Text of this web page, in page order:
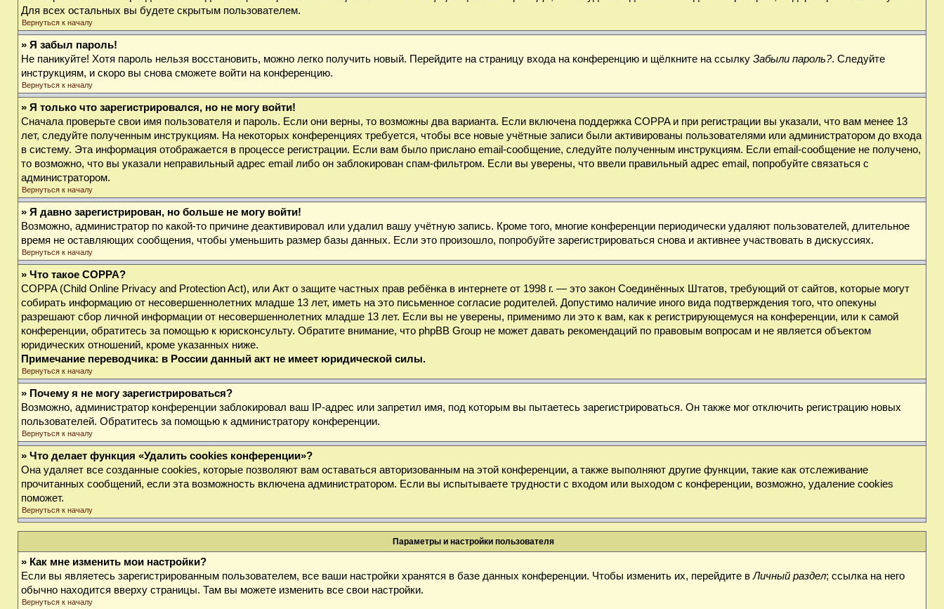
Для всех остальных вы будете скрытым пользователем.
Вернуться к началу
» Я забыл пароль!
Не паникуйте! Хотя пароль нельзя восстановить, можно легко получить новый. Перейдите на страницу входа на конференцию и щёлкните на ссылку Забыли пароль?. Следуйте
инструкциям, и скоро вы снова сможете войти на конференцию.
Вернуться к началу
» Я только что зарегистрировался, но не могу войти!
Сначала проверьте свои имя пользователя и пароль. Если они верны, то возможны два варианта. Если включена поддержка COPPA и при регистрации вы указали, что вам менее 13
лет, следуйте полученным инструкциям. На некоторых конференциях требуется, чтобы все новые учётные записи были активированы пользователями или администратором до входа
в систему. Эта информация отображается в процессе регистрации. Если вам было прислано email-сообщение, следуйте полученным инструкциям. Если email-сообщение не получено,
то возможно, что вы указали неправильный адрес email либо он заблокирован спам-фильтром. Если вы уверены, что ввели правильный адрес email, попробуйте связаться с
администратором.
Вернуться к началу
» Я давно зарегистрирован, но больше не могу войти!
Возможно, администратор по какой-то причине деактивировал или удалил вашу учётную запись. Кроме того, многие конференции периодически удаляют пользователей, длительное
время не оставляющих сообщения, чтобы уменьшить размер базы данных. Если это произошло, попробуйте зарегистрироваться снова и активнее участвовать в дискуссиях.
Вернуться к началу
» Что такое COPPA?
COPPA (Child Online Privacy and Protection Act), или Акт о защите частных прав ребёнка в интернете от 1998 г. — это закон Соединённых Штатов, требующий от сайтов, которые могут
собирать информацию от несовершеннолетних младше 13 лет, иметь на это письменное согласие родителей. Допустимо наличие иного вида подтверждения того, что опекуны
разрешают сбор личной информации от несовершеннолетних младше 13 лет. Если вы не уверены, применимо ли это к вам, как к регистрирующемуся на конференции, или к самой
конференции, обратитесь за помощью к юрисконсульту. Обратите внимание, что phpBB Group не может давать рекомендаций по правовым вопросам и не является объектом
юридических отношений, кроме указанных ниже.
Примечание переводчика: в России данный акт не имеет юридической силы.
Вернуться к началу
» Почему я не могу зарегистрироваться?
Возможно, администратор конференции заблокировал ваш IP-адрес или запретил имя, под которым вы пытаетесь зарегистрироваться. Он также мог отключить регистрацию новых
пользователей. Обратитесь за помощью к администратору конференции.
Вернуться к началу
» Что делает функция «Удалить cookies конференции»?
Она удаляет все созданные cookies, которые позволяют вам оставаться авторизованным на этой конференции, а также выполняют другие функции, такие как отслеживание
прочитанных сообщений, если эта возможность включена администратором. Если вы испытываете трудности с входом или выходом с конференции, возможно, удаление cookies
поможет.
Вернуться к началу
Параметры и настройки пользователя
» Как мне изменить мои настройки?
Если вы являетесь зарегистрированным пользователем, все ваши настройки хранятся в базе данных конференции. Чтобы изменить их, перейдите вЛичный раздел; ссылка на него
обычно находится вверху страницы. Там вы можете изменить все свои настройки.
Вернуться к началу